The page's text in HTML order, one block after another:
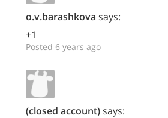
o.v.barashkova says:
+1
Posted 6 years ago
(closed account)says: